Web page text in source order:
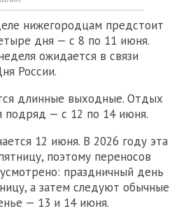
нижегородцам предстоит
дня — с 8 по 11 июня.
ожидается в связи
России.
длинные выходные. Отдых
подряд — с 12 по 14 июня.
12 июня. В 2026 году эта
поэтому переносов
праздничный день
а затем следуют обычные
— 13 и 14 июня.